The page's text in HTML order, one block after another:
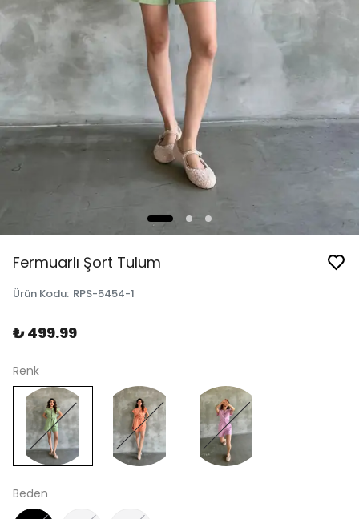
Fermuarlı Şort Tulum
Ürün Kodu: RPS-5454-1
₺ 499.99
Renk
Beden